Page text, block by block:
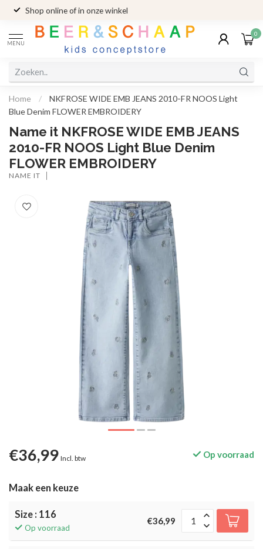
Shop online of in onze winkel
MENU
0
Home /
NKFROSE WIDE EMB JEANS 2010-FR NOOS Light
Blue Denim FLOWER EMBROIDERY
Name it NKFROSE WIDE EMB JEANS
2010-FR NOOS Light Blue Denim
FLOWER EMBROIDERY
NAME IT
€36,99 Incl. btw Op voorraad
Maak een keuze
Size : 116
Op voorraad
€36,99